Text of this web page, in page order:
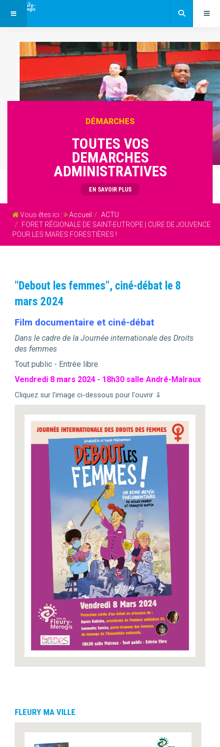
DÉMARCHES
TOUTES VOS
DEMARCHES
ADMINISTRATIVES
EN SAVOIR PLUS
Vous êtes ici : Accueil
ACTU
FORET RÉGIONALE DE SAINT-EUTROPE | CURE DE JOUVENCE
POUR LES MARES FORESTIÈRES !
"Debout les femmes", ciné-débat le 8
mars 2024
Film documentaire et ciné-débat
Dans le cadre de la Journée internationale des Droits
des femmes
Tout public - Entrée libre
Vendredi 8 mars 2024 - 18h30 salle André-Malraux
Cliquez sur l'image ci-dessous pour l'ouvrir ⇓
FLEURY MA VILLE